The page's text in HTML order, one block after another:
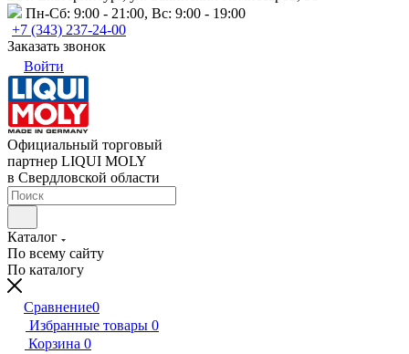
Пн-Сб: 9:00 - 21:00, Вс: 9:00 - 19:00
+7 (343) 237-24-00
Заказать звонок
Войти
Официальный торговый
партнер LIQUI MOLY
в Свердловской области
Каталог
По всему сайту
По каталогу
Сравнение0
Избранные товары 0
Корзина 0